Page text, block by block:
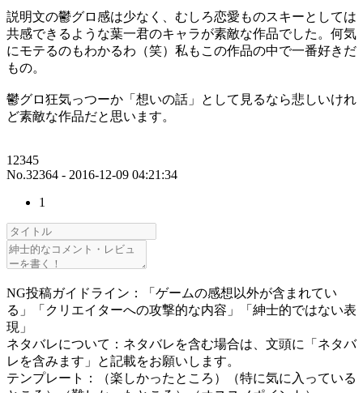
説明文の鬱グロ感は少なく、むしろ恋愛ものスキーとしては
共感できるような葉一君のキャラが素敵な作品でした。何気
にモテるのもわかるわ（笑）私もこの作品の中で一番好きだ
もの。
鬱グロ狂気っつーか「想いの話」として見るなら悲しいけれ
ど素敵な作品だと思います。
12345
No.32364 - 2016-12-09 04:21:34
1
NG投稿ガイドライン：「ゲームの感想以外が含まれてい
る」「クリエイターへの攻撃的な内容」「紳士的ではない表
現」
ネタバレについて：ネタバレを含む場合は、文頭に「ネタバ
レを含みます」と記載をお願いします。
テンプレート：（楽しかったところ）（特に気に入っている